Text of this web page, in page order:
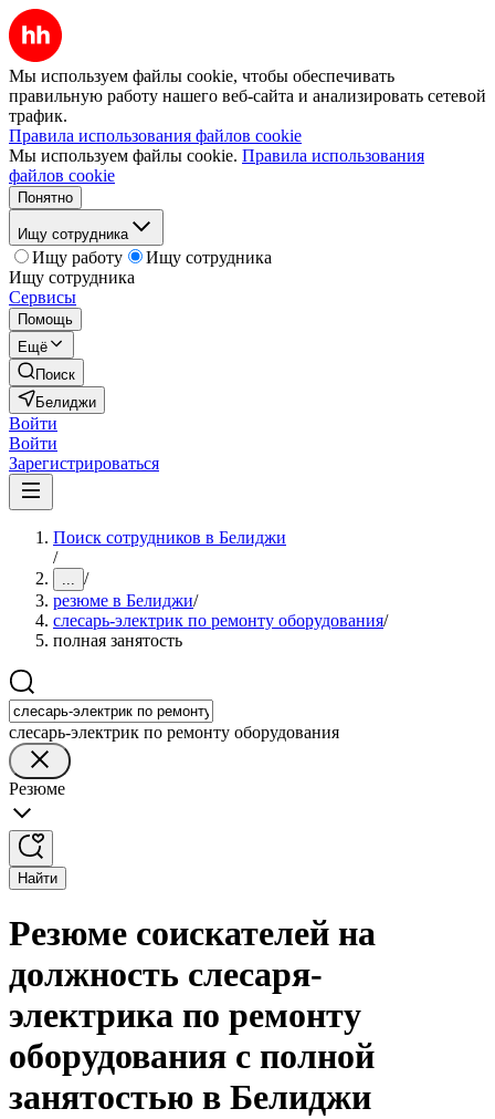
Мы используем файлы cookie, чтобы обеспечивать
правильную работу нашего веб-сайта и анализировать сетевой
трафик.
Правила использования файлов cookie
Мы используем файлы cookie. Правила использования
файлов cookie
Понятно
Ищу сотрудника
Ищу работу
Ищу сотрудника
Ищу сотрудника
Сервисы
Помощь
Ещё
Поиск
Белиджи
Войти
Войти
Зарегистрироваться
Поиск сотрудников в Белиджи
/
... /
резюме в Белиджи/
слесарь-электрик по ремонту оборудования/
полная занятость
слесарь-электрик по ремонту оборудования
Резюме
Найти
Резюме соискателей на
должность слесаря-
электрика по ремонту
оборудования с полной
занятостью в Белиджи